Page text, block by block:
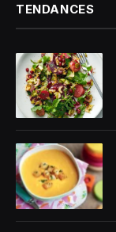
TENDANCES